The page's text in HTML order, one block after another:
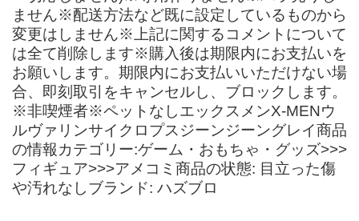
ません※配送方法など既に設定しているものから
変更はしません※上記に関するコメントについて
は全て削除します※購入後は期限内にお支払いを
お願いします。期限内にお支払いいただけない場
合、即刻取引をキャンセルし、ブロックします。
※非喫煙者※ペットなしエックスメンX-MENウ
ルヴァリンサイクロプスジーンジーングレイ商品
の情報カテゴリー:ゲーム・おもちゃ・グッズ>>>
フィギュア>>>アメコミ商品の状態: 目立った傷
や汚れなしブランド: ハズブロ